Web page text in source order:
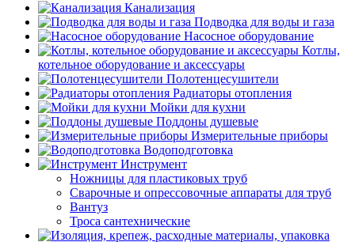
Канализация
Подводка для воды и газа
Насосное оборудование
Котлы,
котельное оборудование и аксессуары
Полотенцесушители
Радиаторы отопления
Мойки для кухни
Поддоны душевые
Измерительные приборы
Водоподготовка
Инструмент
Ножницы для пластиковых труб
Сварочные и опрессовочные аппараты для труб
Вантуз
Троса сантехнические